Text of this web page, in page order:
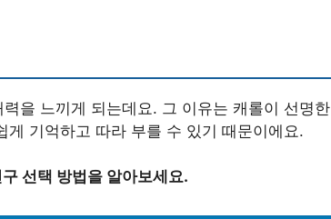
을 느끼게 되는데요. 그 이유는 캐롤이 선명한
기억하고 따라 부를 수 있기 때문이에요.
선택 방법을 알아보세요.